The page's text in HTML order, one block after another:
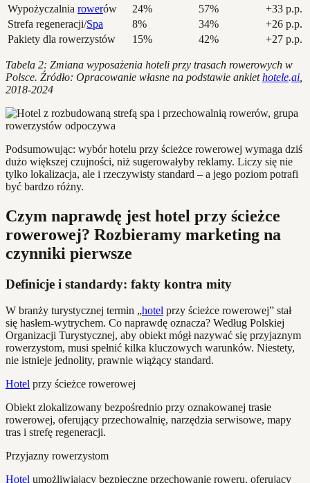
Wypożyczalnia rowerów 24% 57%
+33 p.p.
Strefa regeneracji/Spa 8% 34%
+26 p.p.
Pakiety dla rowerzystów
15% 42% +27 p.p.
Tabela 2: Zmiana wyposażenia hoteli przy trasach rowerowych w
Polsce. Źródło: Opracowanie własne na podstawie ankiethotele.ai
2018-2024
Podsumowując: wybór hotelu przy ścieżce rowerowej wymaga dziś
dużo większej czujności, niż sugerowałyby reklamy. Liczy się nie
tylko lokalizacja, ale i rzeczywisty standard – a jego poziom potrafi
być bardzo różny.
Czym naprawdę jest hotel przy ścieżce
rowerowej? Rozbieramy marketing na
czynniki pierwsze
Definicje i standardy: fakty kontra mity
W branży turystycznej termin „hotel przy ścieżce rowerowej” stał
się hasłem-wytrychem. Co naprawdę oznacza? Według Polskiej
Organizacji Turystycznej, aby obiekt mógł nazywać się przyjaznym
rowerzystom, musi spełnić kilka kluczowych warunków. Niestety,
nie istnieje jednolity, prawnie wiążący standard.
Hotel przy ścieżce rowerowej
Obiekt zlokalizowany bezpośrednio przy oznakowanej trasie
rowerowej, oferujący przechowalnię, narzędzia serwisowe, mapy
tras i strefę regeneracji.
Przyjazny rowerzystom
Hotel umożliwiający bezpieczne przechowanie roweru, oferujący